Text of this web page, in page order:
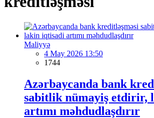
Maliyyə
4 May 2026 13:50
1744
Azərbaycanda bank
sabitlik nümayiş etdirir,
artımı məhdudlaşdırır